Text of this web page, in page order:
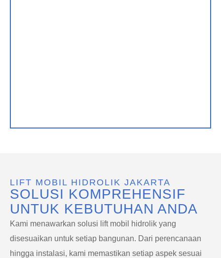
LIFT MOBIL HIDROLIK JAKARTA
SOLUSI KOMPREHENSIF
UNTUK KEBUTUHAN ANDA
Kami menawarkan solusi lift mobil hidrolik yang
disesuaikan untuk setiap bangunan. Dari perencanaan
hingga instalasi, kami memastikan setiap aspek sesuai